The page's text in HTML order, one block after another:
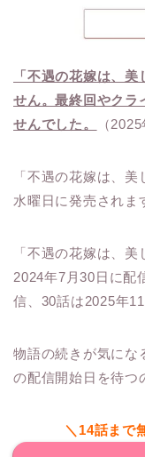
「不遇の花嫁は、
せん。最終回やクラ
せんでした。
（
「不遇の花嫁は、
水曜日に発売されま
「不遇の花嫁は、
2024年7月30日に配
信、30話は2025年
物語の続きが気にな
の配信開始日を待つ
＼14話まで